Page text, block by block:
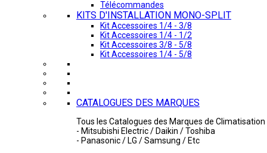
Télécommandes
KITS D'INSTALLATION MONO-SPLIT
Kit Accessoires 1/4 - 3/8
Kit Accessoires 1/4 - 1/2
Kit Accessoires 3/8 - 5/8
Kit Accessoires 1/4 - 5/8
CATALOGUES DES MARQUES
Tous les Catalogues des Marques de Climatisation
- Mitsubishi Electric / Daikin / Toshiba
- Panasonic / LG / Samsung / Etc